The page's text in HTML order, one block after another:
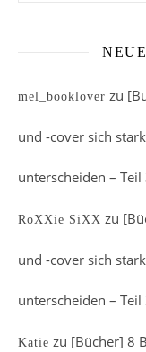
mel_booklover zu
und -cover sich
unterscheiden – Teil
RoXXie SiXX zu
und -cover sich
unterscheiden – Teil
Katie zu [Bücher] 8